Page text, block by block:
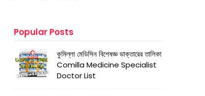
Popular Posts
কুমিল্লা মেডিসিন বিশেষজ্ঞ ডাক্তারের তালিকা
Comilla Medicine Specialist
Doctor List